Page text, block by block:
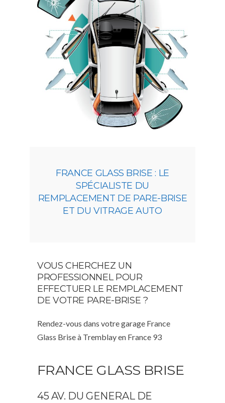
FRANCE GLASS BRISE : LE
SPÉCIALISTE DU
REMPLACEMENT DE PARE-BRISE
ET DU VITRAGE AUTO
VOUS CHERCHEZ UN
PROFESSIONNEL POUR
EFFECTUER LE REMPLACEMENT
DE VOTRE PARE-BRISE ?
Rendez-vous dans votre garage France
Glass Brise à Tremblay en France 93
FRANCE GLASS BRISE
45 AV. DU GENERAL DE